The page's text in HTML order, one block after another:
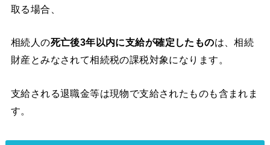
取る場合、
相続人の死亡後3年以内に支給が確定したものは、相続
財産とみなされて相続税の課税対象になります。
支給される退職金等は現物で支給されたものも含まれま
す。